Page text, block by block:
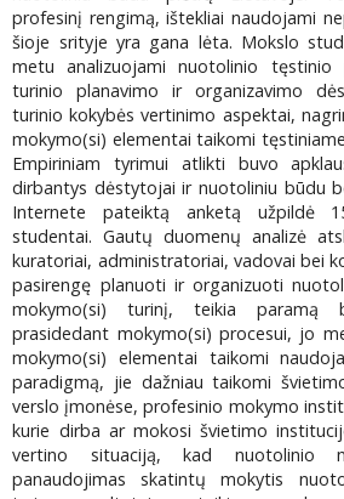
profesinį rengimą, ištekliai naudojami
šioje srityje yra gana lėta. Mokslo
metu analizuojami nuotolinio tęstinio
turinio planavimo ir organizavimo
turinio kokybės vertinimo aspektai,
mokymo(si) elementai taikomi
Empiriniam tyrimui atlikti buvo
dirbantys dėstytojai ir nuotoliniu būdu
Internete pateiktą anketą užpildė
studentai. Gautų duomenų analizė
kuratoriai, administratoriai, vadovai bei
pasirengę planuoti ir organizuoti
mokymo(si) turinį, teikia paramą
prasidedant mokymo(si) procesui, jo
mokymo(si) elementai taikomi
paradigmą, jie dažniau taikomi
verslo įmonėse, profesinio mokymo
kurie dirba ar mokosi švietimo
vertino situaciją, kad nuotolinio
panaudojimas skatintų mokytis